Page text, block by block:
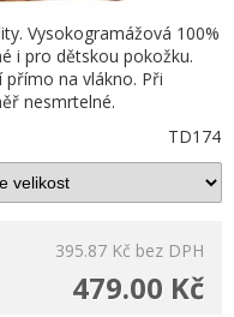
Vysokogramážová 100%
i pro dětskou pokožku.
přímo na vlákno. Při
nesmrtelné.
TD174
395.87 Kč bez DPH
479.00 Kč